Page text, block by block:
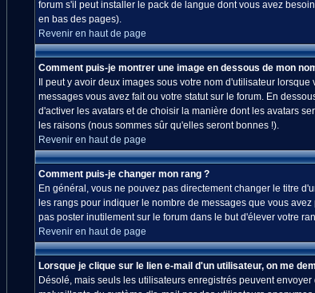
forum s'il peut installer le pack de langue dont vous avez
en bas des pages).
Revenir en haut de page
Comment puis-je montrer une image en dessous de mon
Il peut y avoir deux images sous votre nom d'utilisateur
messages vous avez fait ou votre statut sur le forum. En
d'activer les avatars et de choisir la manière dont les avatars
les raisons (nous sommes sûr qu'elles seront bonnes !).
Revenir en haut de page
Comment puis-je changer mon rang ?
En général, vous ne pouvez pas directement changer le titre
les rangs pour indiquer le nombre de messages que vous
pas poster inutilement sur le forum dans le but d'élever votre
Revenir en haut de page
Lorsque je clique sur le lien e-mail d'un utilisateur, on me
Désolé, mais seuls les utilisateurs enregistrés peuvent